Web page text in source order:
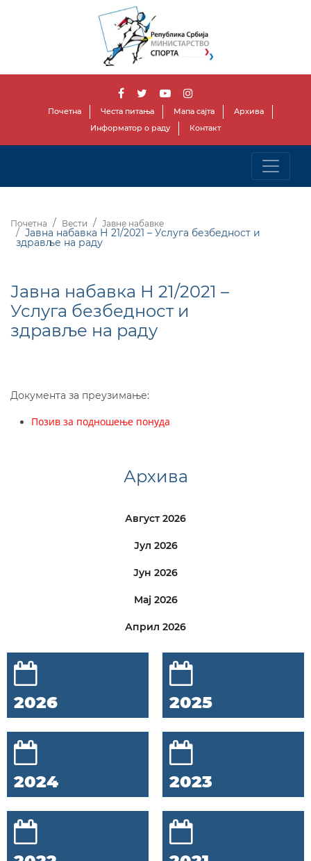
Почетна Честа питања Мапа сајта
Архива
Информатор о раду
Контакт
Почетна Вести Јавне набавке
Јавна набавка Н 21/2021 – Услуга безбедност и
здравље на раду
Јавна набавка Н 21/2021 –
Услуга безбедност и
здравље на раду
Документа за преузимање:
Позив за подношење понуда
Архива
Август 2026
Јул 2026
Јун 2026
Мај 2026
Април 2026
2026 2025
2024 2023